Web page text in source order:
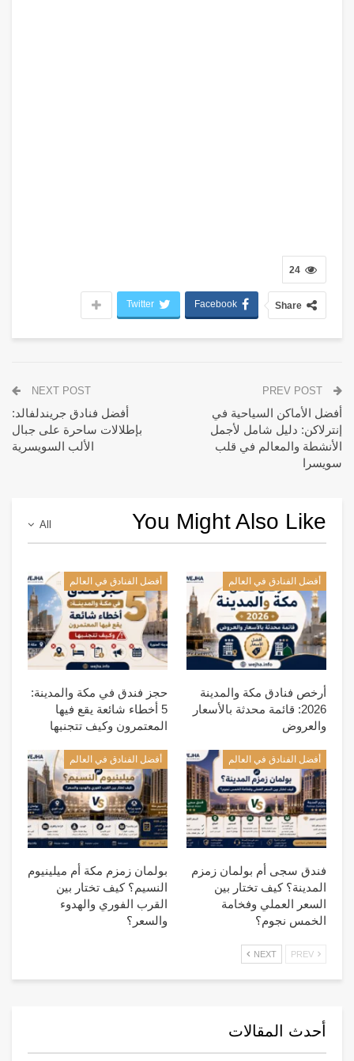
24
Share
Facebook
Twitter
أفضل الأماكن السياحية في
إنترلاكن: دليل شامل لأجمل
الأنشطة والمعالم في قلب
سويسرا
NEXT POST
أفضل فنادق جريندلفالد:
بإطلالات ساحرة على جبال
الألب السويسرية
All You Might Also Like
أفضل الفنادق في العالم
أرخص فنادق مكة والمدينة
2026: قائمة محدثة بالأسعار
والعروض
أفضل الفنادق في العالم
حجز فندق في مكة والمدينة:
5 أخطاء شائعة يقع فيها
المعتمرون وكيف تتجنبها
أفضل الفنادق في العالم
فندق سجى أم بولمان زمزم
المدينة؟ كيف تختار بين
السعر العملي وفخامة
الخمس نجوم؟
أفضل الفنادق في العالم
بولمان زمزم مكة أم ميلينيوم
النسيم؟ كيف تختار بين
القرب الفوري والهدوء
والسعر؟
NEXT
أحدث المقالات